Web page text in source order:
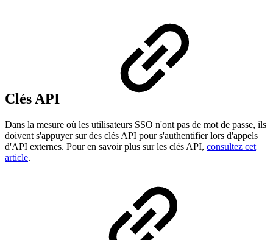
Clés API
Dans la mesure où les utilisateurs SSO n'ont pas de mot de passe, ils
doivent s'appuyer sur des clés API pour s'authentifier lors d'appels
d'API externes. Pour en savoir plus sur les clés API, consultez cet
article.